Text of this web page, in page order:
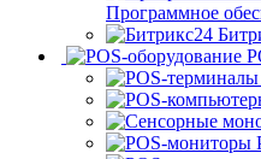
Программное